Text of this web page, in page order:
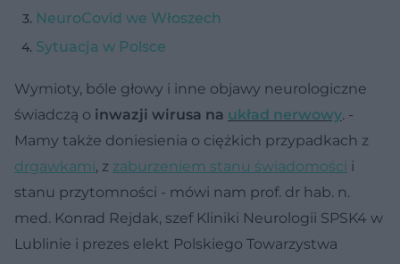
NeuroCovid we Włoszech
Sytuacja w Polsce
Wymioty, bóle głowy i inne objawy neurologiczne
świadczą o inwazji wirusa na układ nerwowy. -
Mamy także doniesienia o ciężkich przypadkach z
drgawkami, z zaburzeniem stanu świadomości i
stanu przytomności - mówi nam prof. dr hab. n.
med. Konrad Rejdak, szef Kliniki Neurologii SPSK4 w
Lublinie i prezes elekt Polskiego Towarzystwa